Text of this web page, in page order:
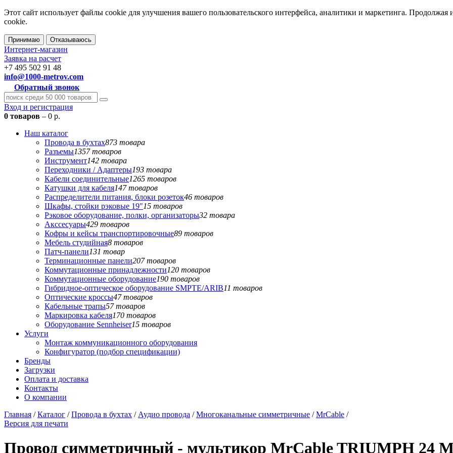
Этот сайт использует файлы cookie для улучшения вашего пользовательского интерфейса, аналитики и маркетинга. Продолжая
cookie.
Принимаю Отказываюсь
Интернет-магазин
Заявка на расчет
+7 495 502 91 48
info@1000-metrov.com
Обратный звонок
Вход и регистрация
0 товаров – 0 р.
Наш каталог
Провода в бухтах873 товара
Разъемы1357 товаров
Инструмент142 товара
Переходники / Адаптеры193 товара
Кабели соединительные1265 товаров
Катушки для кабеля147 товаров
Распределители питания, блоки розеток46 товаров
Шкафы, стойки рэковые 19"15 товаров
Рэковое оборудование, полки, организаторы32 товара
Акссесуары429 товаров
Кофры и кейсы транспортировочные89 товаров
Мебель студийная8 товаров
Патч-панели131 товар
Терминационные панели207 товаров
Коммутационные принадлежности120 товаров
Коммутационные оборудование190 товаров
Гибридное-оптическое оборудование SMPTE/ARIB11 товаров
Оптические кроссы47 товаров
Кабельные трапы57 товаров
Маркировка кабеля170 товаров
Оборудование Sennheiser15 товаров
Услуги
Монтаж коммуникационного оборудования
Конфигуратор (подбор спецификации)
Бренды
Загрузки
Оплата и доставка
Контакты
О компании
Главная /Каталог /Провода в бухтах / Аудио провода /Многоканальные симметричные /MrCable /
Версия для печати
Провод симметричный - мультикор MrCable TRIUMPH 24